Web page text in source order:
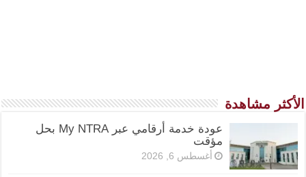
الأكثر مشاهدة
عودة خدمة أرقامي عبر My NTRA بحل
مؤقت
أغسطس 6, 2026